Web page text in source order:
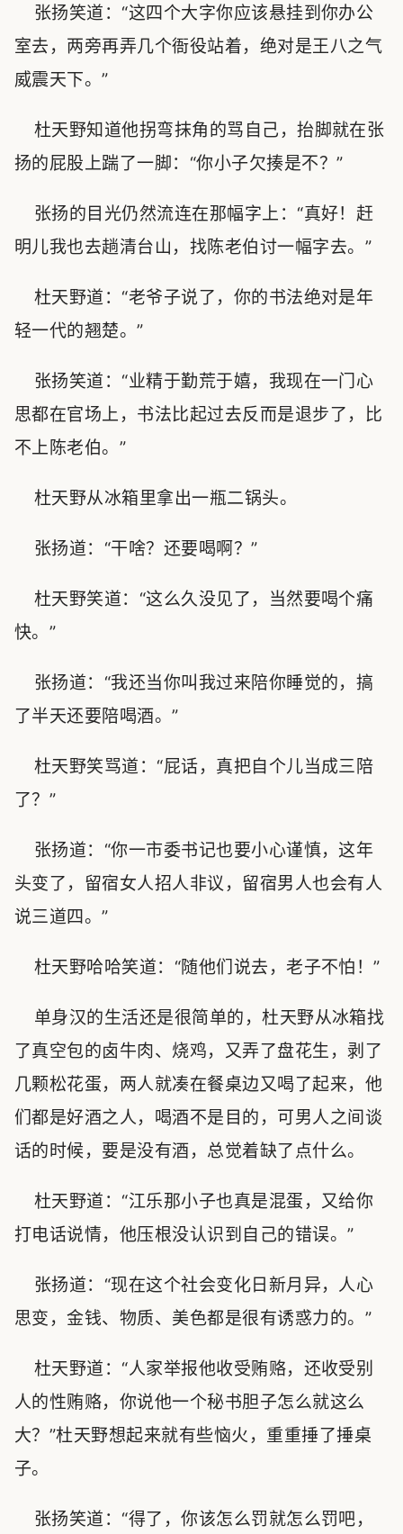
张扬笑道：“这四个大字你应该悬挂到你办公
室去，两旁再弄几个衙役站着，绝对是王八之气
威震天下。”
杜天野知道他拐弯抹角的骂自己，抬脚就在张
扬的屁股上踹了一脚：“你小子欠揍是不？”
张扬的目光仍然流连在那幅字上：“真好！赶
明儿我也去趟清台山，找陈老伯讨一幅字去。”
杜天野道：“老爷子说了，你的书法绝对是年
轻一代的翘楚。”
张扬笑道：“业精于勤荒于嬉，我现在一门心
思都在官场上，书法比起过去反而是退步了，比
不上陈老伯。”
杜天野从冰箱里拿出一瓶二锅头。
张扬道：“干啥？还要喝啊？”
杜天野笑道：“这么久没见了，当然要喝个痛
快。”
张扬道：“我还当你叫我过来陪你睡觉的，搞
了半天还要陪喝酒。”
杜天野笑骂道：“屁话，真把自个儿当成三陪
了？”
张扬道：“你一市委书记也要小心谨慎，这年
头变了，留宿女人招人非议，留宿男人也会有人
说三道四。”
杜天野哈哈笑道：“随他们说去，老子不怕！”
单身汉的生活还是很简单的，杜天野从冰箱找
了真空包的卤牛肉、烧鸡，又弄了盘花生，剥了
几颗松花蛋，两人就凑在餐桌边又喝了起来，他
们都是好酒之人，喝酒不是目的，可男人之间谈
话的时候，要是没有酒，总觉着缺了点什么。
杜天野道：“江乐那小子也真是混蛋，又给你
打电话说情，他压根没认识到自己的错误。”
张扬道：“现在这个社会变化日新月异，人心
思变，金钱、物质、美色都是很有诱惑力的。”
杜天野道：“人家举报他收受贿赂，还收受别
人的性贿赂，你说他一个秘书胆子怎么就这么
大？”杜天野想起来就有些恼火，重重捶了捶桌
子。
张扬笑道：“得了，你该怎么罚就怎么罚吧，